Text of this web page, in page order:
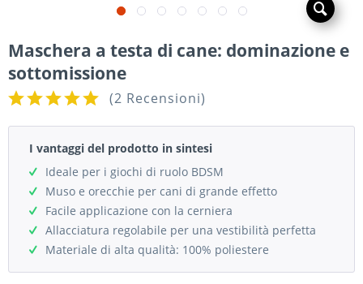
Maschera a testa di cane: dominazione e
sottomissione
(2 Recensioni)
I vantaggi del prodotto in sintesi
Ideale per i giochi di ruolo BDSM
Muso e orecchie per cani di grande effetto
Facile applicazione con la cerniera
Allacciatura regolabile per una vestibilità perfetta
Materiale di alta qualità: 100% poliestere